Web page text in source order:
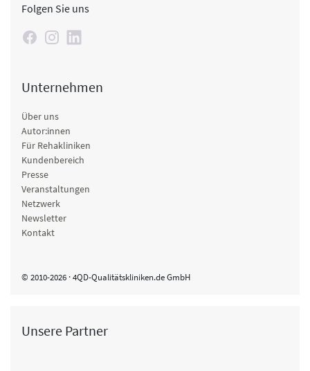
Folgen Sie uns
Unternehmen
Über uns
Autor:innen
Für Rehakliniken
Kundenbereich
Presse
Veranstaltungen
Netzwerk
Newsletter
Kontakt
© 2010-2026 · 4QD-Qualitätskliniken.de GmbH
Unsere Partner